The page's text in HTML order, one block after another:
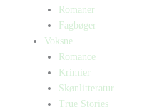
Romaner
Fagbøger
Voksne
Romance
Krimier
Skønlitteratur
True Stories